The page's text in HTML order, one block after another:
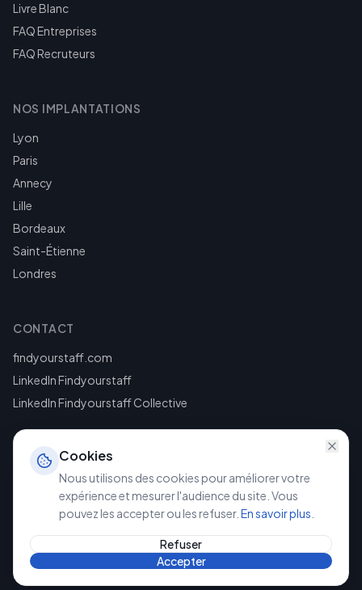
Livre Blanc
FAQ Entreprises
FAQ Recruteurs
NOS IMPLANTATIONS
Lyon
Paris
Annecy
Lille
Bordeaux
Saint-Étienne
Londres
CONTACT
findyourstaff.com
LinkedIn Findyourstaff
LinkedIn Findyourstaff Collective
©2026Findyourstaff. Tous droits réservés.
Politique de confidentialité
Cookies
Nous utilisons des cookies pour améliorer votre
expérience et mesurer l'audience du site. Vous
pouvez les accepter ou les refuser. En savoir plus
Refuser
Accepter